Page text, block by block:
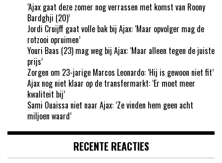
‘Ajax gaat deze zomer nog verrassen met komst van Roony
Bardghji (20)’
Jordi Cruijff gaat volle bak bij Ajax: ‘Maar opvolger mag de
rotzooi opruimen’
Youri Baas (23) mag weg bij Ajax: ‘Maar alleen tegen de juiste
prijs’
Zorgen om 23-jarige Marcos Leonardo: ‘Hij is gewoon niet fit’
Ajax nog niet klaar op de transfermarkt: ‘Er moet meer
kwaliteit bij’
Sami Ouaissa niet naar Ajax: ‘Ze vinden hem geen acht
miljoen waard’
RECENTE REACTIES